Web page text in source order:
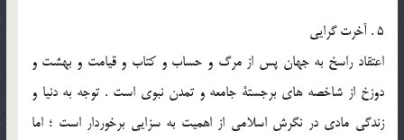
5 . آخرت گرايي
اعتقاد راسخ به جهان پس از مرگ و حساب و كتاب و قيامت و بهشت و
دوزخ از شاخصه هاي برجستة جامعه و تمدن نبوي است . توجه به دنيا و
زندگي مادي در نگرش اسلامي از اهميت به سزايي برخوردار است ؛ اما